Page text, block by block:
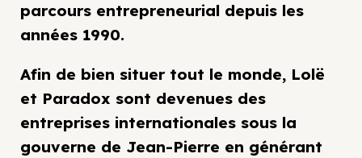
parcours entrepreneurial depuis les
années 1990.
Afin de bien situer tout le monde, Lolë
et Paradox sont devenues des
entreprises internationales sous la
gouverne de Jean-Pierre en générant